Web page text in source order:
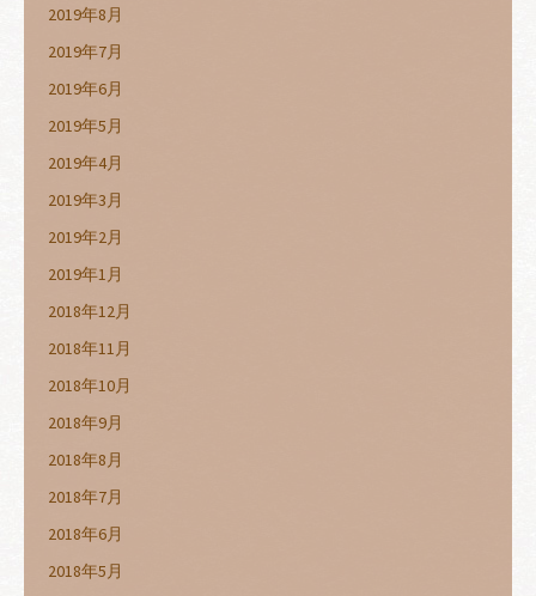
2019年8月
2019年7月
2019年6月
2019年5月
2019年4月
2019年3月
2019年2月
2019年1月
2018年12月
2018年11月
2018年10月
2018年9月
2018年8月
2018年7月
2018年6月
2018年5月